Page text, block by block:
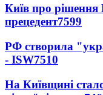
Київ про рішення
прецедент7599
РФ створила
- ISW7510
На Київщині